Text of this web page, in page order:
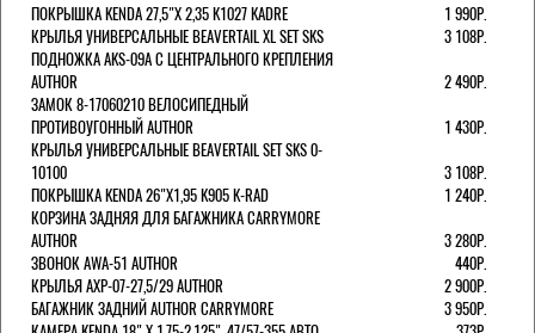
ПОКРЫШКА KENDA 27,5"Х 2,35 K1027 KADRE
1 990Р.
КРЫЛЬЯ УНИВЕРСАЛЬНЫЕ BEAVERTAIL XL SET SKS
3 108Р.
ПОДНОЖКА AKS-09A C ЦЕНТРАЛЬНОГО КРЕПЛЕНИЯ
AUTHOR
2 490Р.
ЗАМОК 8-17060210 ВЕЛОСИПЕДНЫЙ
ПРОТИВОУГОННЫЙ AUTHOR
1 430Р.
КРЫЛЬЯ УНИВЕРСАЛЬНЫЕ BEAVERTAIL SET SKS 0-
10100
3 108Р.
ПОКРЫШКА KENDA 26"Х1,95 K905 K-RAD
1 240Р.
КОРЗИНА ЗАДНЯЯ ДЛЯ БАГАЖНИКА CARRYMORE
AUTHOR
3 280Р.
ЗВОНОК AWA-51 AUTHOR
440Р.
КРЫЛЬЯ AXP-07-27,5/29 AUTHOR
2 900Р.
БАГАЖНИК ЗАДНИЙ AUTHOR CARRYMORE
3 950Р.